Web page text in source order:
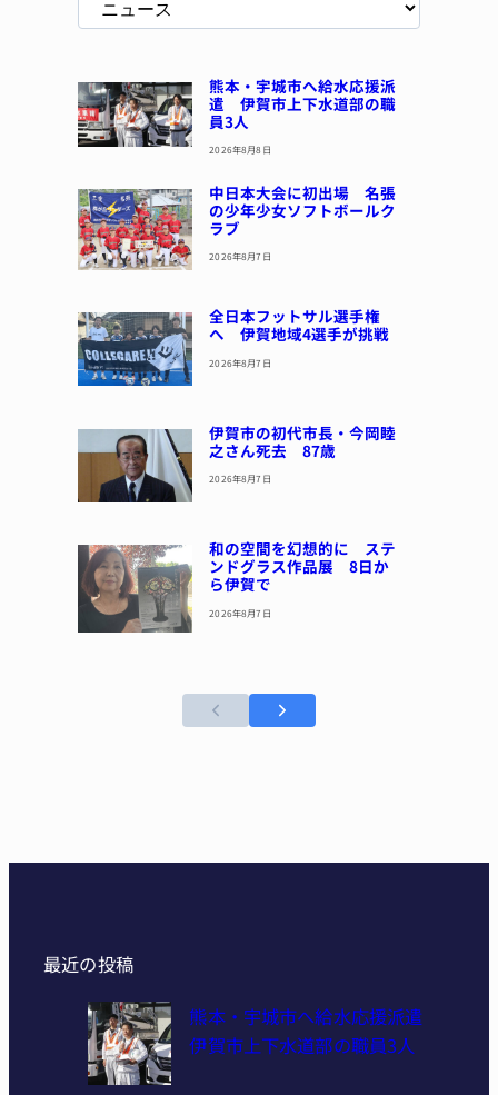
熊本・宇城市へ給水応援派
遣 伊賀市上下水道部の職
員3人
2026年8月8日
中日本大会に初出場 名張
の少年少女ソフトボールク
ラブ
2026年8月7日
全日本フットサル選手権
へ 伊賀地域4選手が挑戦
2026年8月7日
伊賀市の初代市長・今岡睦
之さん死去 87歳
2026年8月7日
和の空間を幻想的に ステ
ンドグラス作品展 8日か
ら伊賀で
2026年8月7日
最近の投稿
熊本・宇城市へ給水応援派遣
伊賀市上下水道部の職員3人